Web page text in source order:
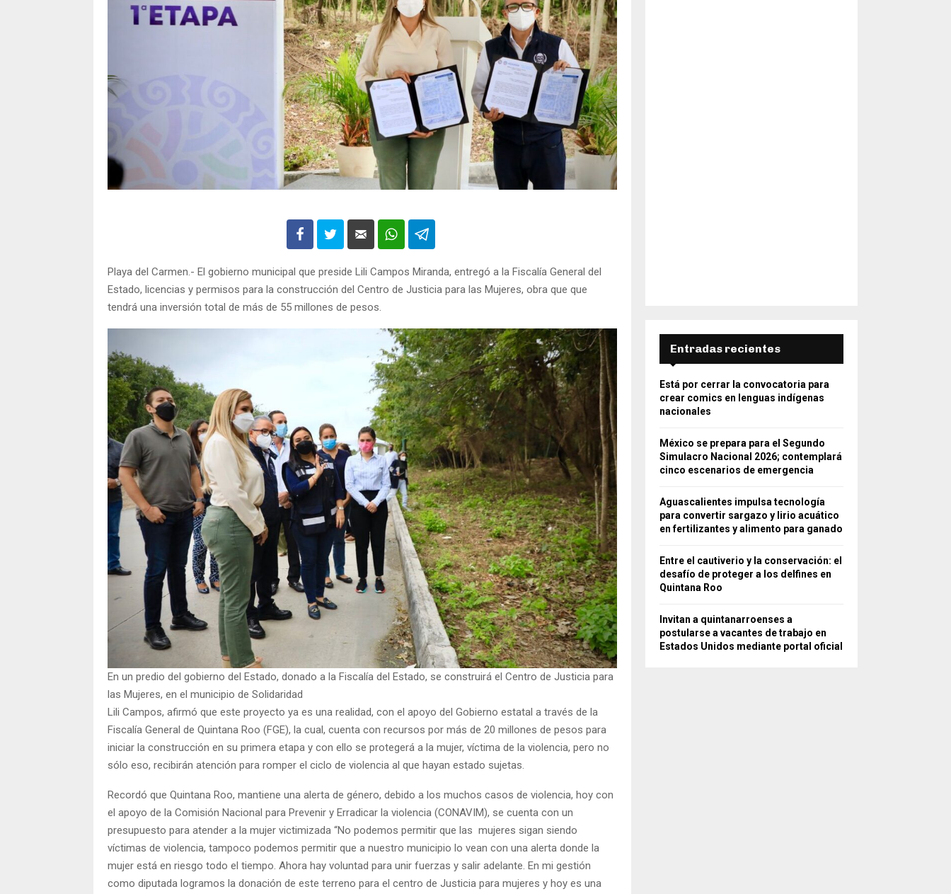
Playa del Carmen.- El gobierno municipal que preside Lili Campos Miranda, entregó a la Fiscalía General del
Estado, licencias y permisos para la construcción del Centro de Justicia para las Mujeres, obra que que
tendrá una inversión total de más de 55 millones de pesos.
En un predio del gobierno del Estado, donado a la Fiscalía del Estado, se construirá el Centro de Justicia para
las Mujeres, en el municipio de Solidaridad
Lili Campos, afirmó que este proyecto ya es una realidad, con el apoyo del Gobierno estatal a través de la
Fiscalía General de Quintana Roo (FGE), la cual, cuenta con recursos por más de 20 millones de pesos para
iniciar la construcción en su primera etapa y con ello se protegerá a la mujer, víctima de la violencia, pero no
sólo eso, recibirán atención para romper el ciclo de violencia al que hayan estado sujetas.
Recordó que Quintana Roo, mantiene una alerta de género, debido a los muchos casos de violencia, hoy con
el apoyo de la Comisión Nacional para Prevenir y Erradicar la violencia (CONAVIM), se cuenta con un
presupuesto para atender a la mujer victimizada “No podemos permitir que las mujeres sigan siendo
víctimas de violencia, tampoco podemos permitir que a nuestro municipio lo vean con una alerta donde la
mujer está en riesgo todo el tiempo. Ahora hay voluntad para unir fuerzas y salir adelante. En mi gestión
como diputada logramos la donación de este terreno para el centro de Justicia para mujeres y hoy es una
Entradas recientes
Está por cerrar la convocatoria para
crear comics en lenguas indígenas
nacionales
México se prepara para el Segundo
Simulacro Nacional 2026; contemplará
cinco escenarios de emergencia
Aguascalientes impulsa tecnología
para convertir sargazo y lirio acuático
en fertilizantes y alimento para ganado
Entre el cautiverio y la conservación: el
desafío de proteger a los delfines en
Quintana Roo
Invitan a quintanarroenses a
postularse a vacantes de trabajo en
Estados Unidos mediante portal oficial